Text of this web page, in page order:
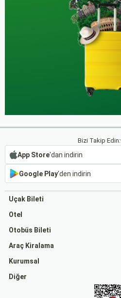
Bizi Takip Edin:
App Store'dan indirin
Google Play'den indirin
Uçak Bileti
Otel
Otobüs Bileti
Araç Kiralama
Kurumsal
Diğer